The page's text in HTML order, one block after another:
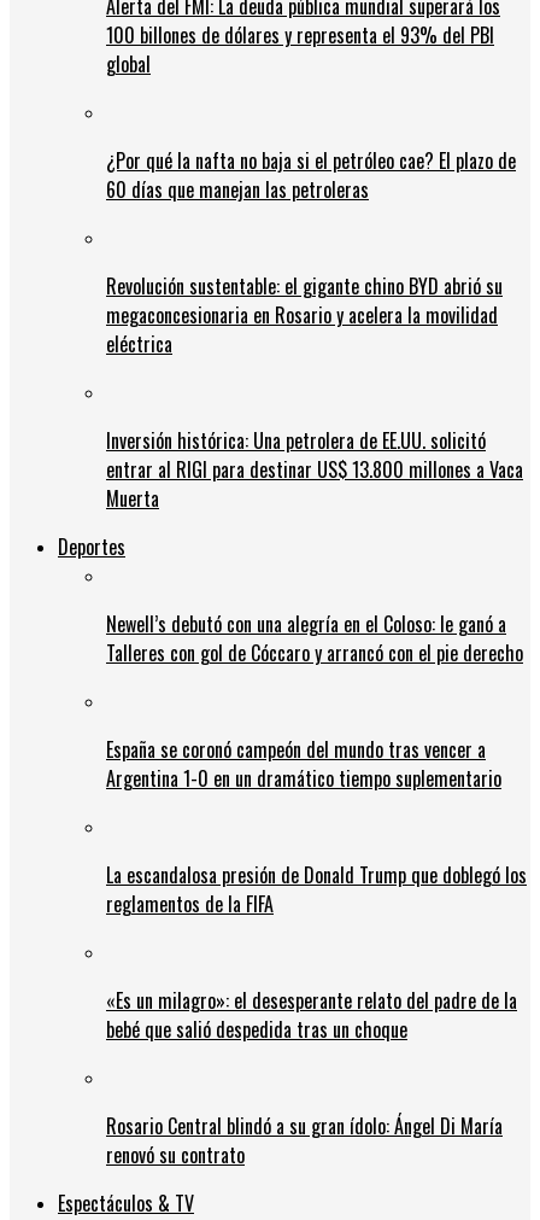
Alerta del FMI: La deuda pública mundial superará los
100 billones de dólares y representa el 93% del PBI
global
¿Por qué la nafta no baja si el petróleo cae? El plazo de
60 días que manejan las petroleras
Revolución sustentable: el gigante chino BYD abrió su
megaconcesionaria en Rosario y acelera la movilidad
eléctrica
Inversión histórica: Una petrolera de EE.UU. solicitó
entrar al RIGI para destinar US$ 13.800 millones a Vaca
Muerta
Deportes
Newell’s debutó con una alegría en el Coloso: le ganó a
Talleres con gol de Cóccaro y arrancó con el pie derecho
España se coronó campeón del mundo tras vencer a
Argentina 1-0 en un dramático tiempo suplementario
La escandalosa presión de Donald Trump que doblegó los
reglamentos de la FIFA
«Es un milagro»: el desesperante relato del padre de la
bebé que salió despedida tras un choque
Rosario Central blindó a su gran ídolo: Ángel Di María
renovó su contrato
Espectáculos & TV